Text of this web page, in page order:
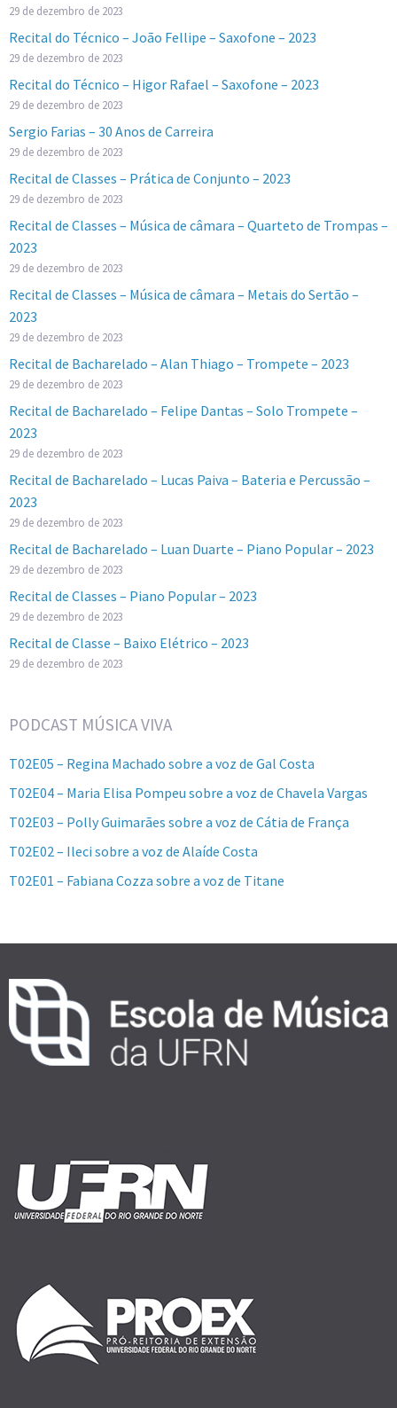
29 de dezembro de 2023
Recital do Técnico – João Fellipe – Saxofone – 2023
29 de dezembro de 2023
Recital do Técnico – Higor Rafael – Saxofone – 2023
29 de dezembro de 2023
Sergio Farias – 30 Anos de Carreira
29 de dezembro de 2023
Recital de Classes – Prática de Conjunto – 2023
29 de dezembro de 2023
Recital de Classes – Música de câmara – Quarteto de Trompas –
2023
29 de dezembro de 2023
Recital de Classes – Música de câmara – Metais do Sertão –
2023
29 de dezembro de 2023
Recital de Bacharelado – Alan Thiago – Trompete – 2023
29 de dezembro de 2023
Recital de Bacharelado – Felipe Dantas – Solo Trompete –
2023
29 de dezembro de 2023
Recital de Bacharelado – Lucas Paiva – Bateria e Percussão –
2023
29 de dezembro de 2023
Recital de Bacharelado – Luan Duarte – Piano Popular – 2023
29 de dezembro de 2023
Recital de Classes – Piano Popular – 2023
29 de dezembro de 2023
Recital de Classe – Baixo Elétrico – 2023
29 de dezembro de 2023
PODCAST MÚSICA VIVA
T02E05 – Regina Machado sobre a voz de Gal Costa
T02E04 – Maria Elisa Pompeu sobre a voz de Chavela Vargas
T02E03 – Polly Guimarães sobre a voz de Cátia de França
T02E02 – Ileci sobre a voz de Alaíde Costa
T02E01 – Fabiana Cozza sobre a voz de Titane